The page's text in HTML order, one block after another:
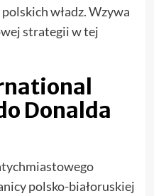
władz. Wzywa
strategii w tej
Donalda
polsko-białoruskiej